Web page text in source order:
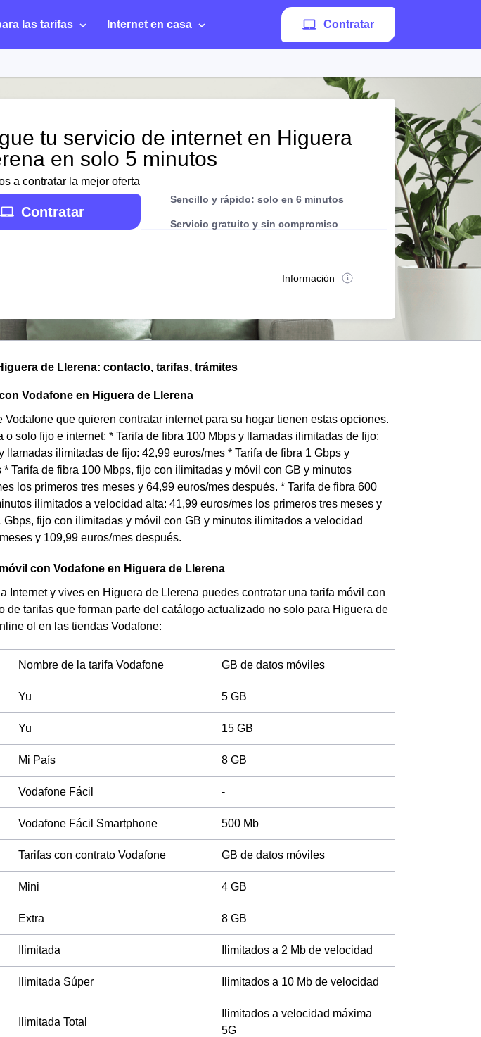
las tarifas Internet en casa Contratar
tu servicio de internet en Higuera
en solo 5 minutos
a contratar la mejor oferta
Contratar
Sencillo y rápido: solo en 6 minutos
Servicio gratuito y sin compromiso
Información
de Llerena: contacto, tarifas, trámites
Vodafone en Higuera de Llerena
que quieren contratar internet para su hogar tienen estas opciones.
solo fijo e internet: * Tarifa de fibra 100 Mbps y llamadas ilimitadas de fijo:
llamadas ilimitadas de fijo: 42,99 euros/mes * Tarifa de fibra 1 Gbps y
Tarifa de fibra 100 Mbps, fijo con ilimitadas y móvil con GB y minutos
los primeros tres meses y 64,99 euros/mes después. * Tarifa de fibra 600
ilimitados a velocidad alta: 41,99 euros/mes los primeros tres meses y
fijo con ilimitadas y móvil con GB y minutos ilimitados a velocidad
y 109,99 euros/mes después.
con Vodafone en Higuera de Llerena
Internet y vives en Higuera de Llerena puedes contratar una tarifa móvil con
tarifas que forman parte del catálogo actualizado no solo para Higuera de
ol en las tiendas Vodafone:
Nombre de la tarifa Vodafone GB de datos móviles
Yu 5 GB
Yu 15 GB
Mi País 8 GB
Vodafone Fácil -
Vodafone Fácil Smartphone 500 Mb
Tarifas con contrato Vodafone GB de datos móviles
Mini 4 GB
Extra 8 GB
Ilimitada Ilimitados a 2 Mb de velocidad
Ilimitada Súper Ilimitados a 10 Mb de velocidad
Ilimitada Total
Ilimitados a velocidad máxima
5G